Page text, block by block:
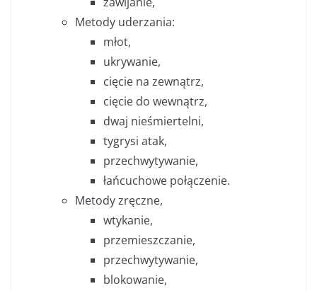
Metody uderzania:
młot,
ukrywanie,
cięcie na zewnątrz,
cięcie do wewnątrz,
dwaj nieśmiertelni,
tygrysi atak,
przechwytywanie,
łańcuchowe połączenie.
Metody zręczne,
wtykanie,
przemieszczanie,
przechwytywanie,
blokowanie,